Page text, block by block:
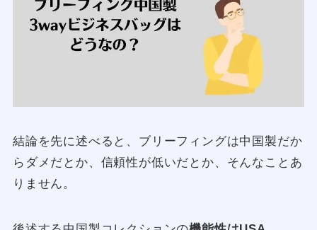
結論を先に述べると、ブリーフィングは中国製だか
らダメだとか、信頼性が低いだとか、そんなことあ
りません。